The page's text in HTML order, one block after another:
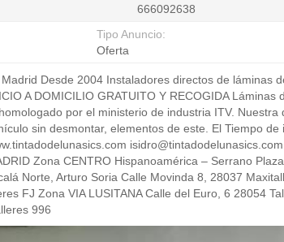
666092638
Tipo Anuncio:
Oferta
Desde 2004 Instaladores directos de láminas
A DOMICILIO GRATUITO Y RECOGIDA Láminas
por el ministerio de industria ITV.
sin desmontar, elementos de este. El Tiempo
Zona CENTRO Hispanoamérica – Serrano
Norte, Arturo Soria Calle Movinda 8, 28037
FJ Zona VIA LUSITANA Calle del Euro, 6 28054
996